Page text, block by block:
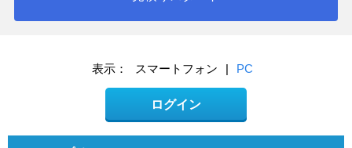
表示： スマートフォン | PC
ログイン